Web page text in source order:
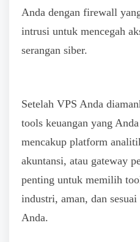
Anda dengan firewall
intrusi untuk mencegah
serangan siber.
Setelah VPS Anda
tools keuangan yang
mencakup platform
akuntansi, atau gateway
penting untuk memilih
industri, aman, dan
Anda.